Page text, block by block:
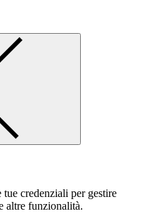
credenziali per gestire
altre funzionalità.